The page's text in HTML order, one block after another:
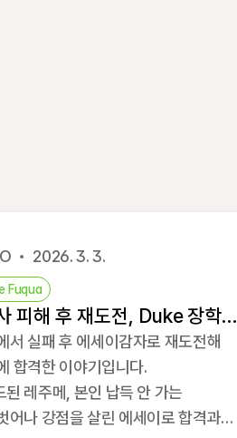
2026. 3. 3.
Fuqua
피해 후 재도전, Duke 장학금
서 실패 후 에세이감자로 재도전해
합격한 이야기입니다.
된 레주메, 본인 납득 안 가는
어나 강점을 살린 에세이로 합격과